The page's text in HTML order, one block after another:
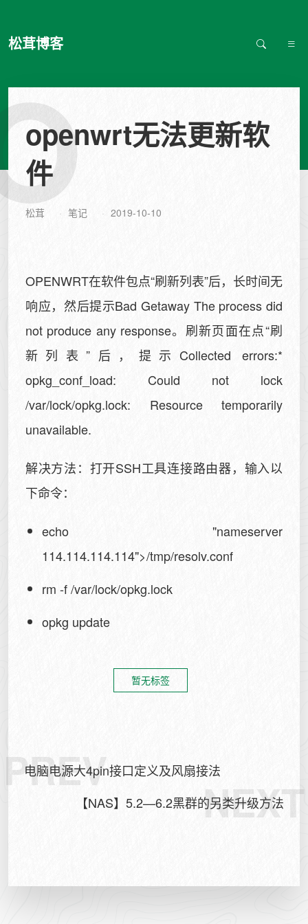
松茸博客
openwrt无法更新软
件
松茸 笔记 2019-10-10
OPENWRT在软件包点“刷新列表”后，长时间无
响应，然后提示Bad Getaway The process did
not produce any response。刷新页面在点“刷
新列表”后，提示Collected errors:*
opkg_conf_load: Could not lock
/var/lock/opkg.lock: Resource temporarily
unavailable.
解决方法：打开SSH工具连接路由器，输入以
下命令：
echo "nameserver
114.114.114.114">/tmp/resolv.conf
rm -f /var/lock/opkg.lock
opkg update
暂无标签
PREV
电脑电源大4pin接口定义及风扇接法
NEXT
【NAS】5.2—6.2黑群的另类升级方法